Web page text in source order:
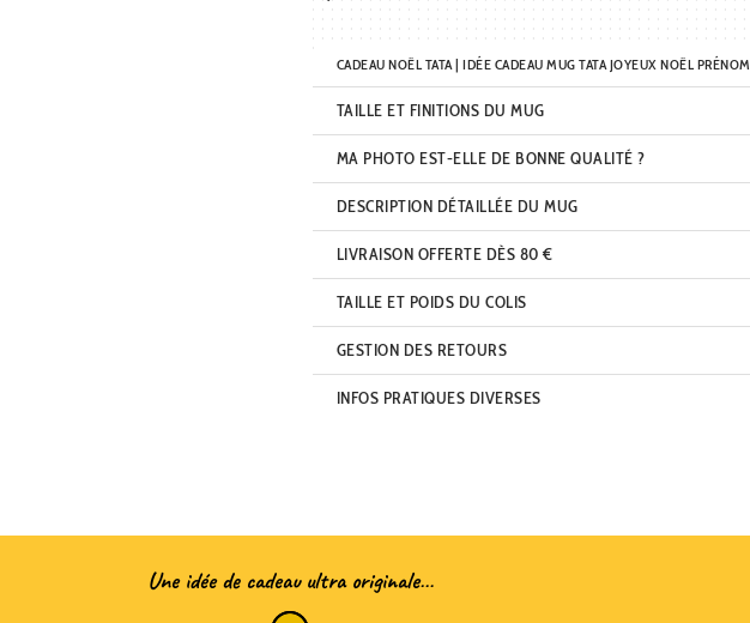
CADEAU NOËL TATA | IDÉE CADEAU MUG TATA JOYEUX NOËL PRÉNOM
TAILLE ET FINITIONS DU MUG
MA PHOTO EST-ELLE DE BONNE QUALITÉ ?
DESCRIPTION DÉTAILLÉE DU MUG
LIVRAISON OFFERTE DÈS 80 €
TAILLE ET POIDS DU COLIS
GESTION DES RETOURS
INFOS PRATIQUES DIVERSES
Une idée de cadeau ultra originale…